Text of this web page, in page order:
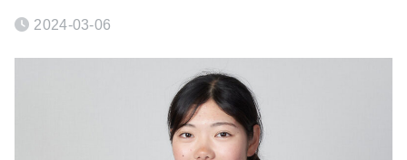
2024-03-06